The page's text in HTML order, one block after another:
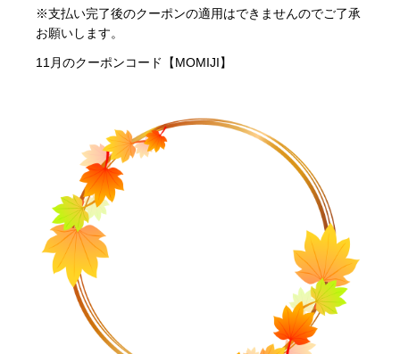
※支払い完了後のクーポンの適用はできませんのでご了承
お願いします。
11月のクーポンコード【MOMIJI】